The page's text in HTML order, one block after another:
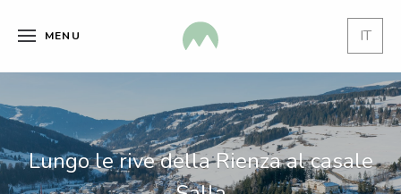
IT
MENU
Lungo le rive della Rienza al casale